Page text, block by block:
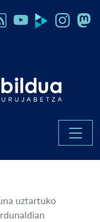
uztartuko